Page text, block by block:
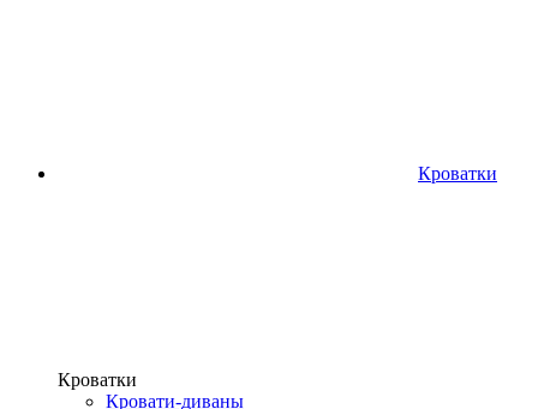
Кроватки
Кроватки
Кровати-диваны